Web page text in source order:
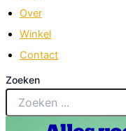
Over
Winkel
Contact
Zoeken